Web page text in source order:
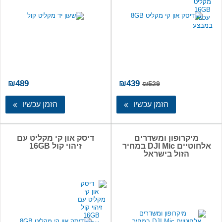
₪529
המחיר
המקורי
היה:
₪529.
₪439
הנוכחי
₪439.
הזמן עכשיו
₪489
הזמן עכשיו
מיקרופון ומשדרים
אלחוטיים DJI Mic במחיר
הזול בישראל
דיסק און קי מקליט עם
זיהוי קול 16GB